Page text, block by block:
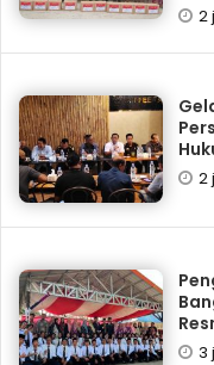
2
2
3